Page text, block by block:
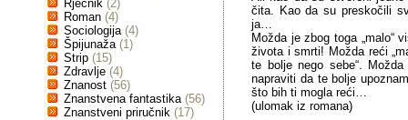
Rječnik (2)
Roman (4)
Sociologija (4)
Špijunaža (1)
Strip (15)
Zdravlje (4)
Znanost (56)
Znanstvena fantastika (56)
Znanstveni priručnik (17)
čita. Kao da su preskočili
ja…
Možda je zbog toga „malo“
života i smrti! Možda reći
te bolje nego sebe“.
napraviti da te bolje
što bih ti mogla reći…
(ulomak iz romana)